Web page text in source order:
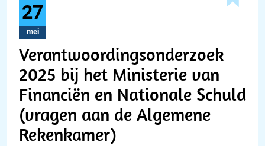
27
mei
Verantwoordingsonderzoek
2025 bij het Ministerie van
Financiën en Nationale Schuld
(vragen aan de Algemene
Rekenkamer)